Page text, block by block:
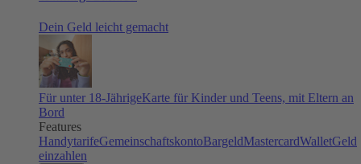
Dein Geld leicht gemacht
Für unter 18-JährigeKarte für Kinder und Teens, mit Eltern an
Bord
Features
HandytarifeGemeinschaftskontoBargeldMastercardWalletGeld
einzahlen